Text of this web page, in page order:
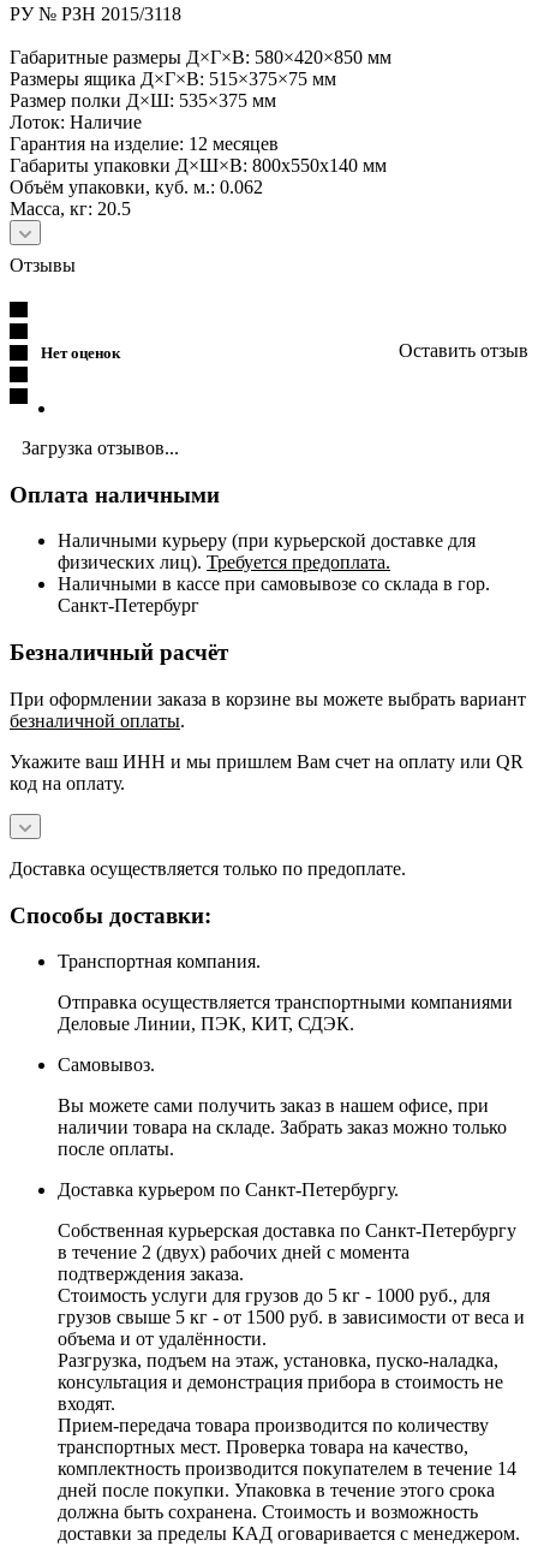
РУ № РЗН 2015/3118
Габаритные размеры Д×Г×В: 580×420×850 мм
Размеры ящика Д×Г×В: 515×375×75 мм
Размер полки Д×Ш: 535×375 мм
Лоток: Наличие
Гарантия на изделие: 12 месяцев
Габариты упаковки Д×Ш×В: 800х550х140 мм
Объём упаковки, куб. м.: 0.062
Масса, кг: 20.5
Отзывы
Нет оценок Оставить отзыв
Загрузка отзывов...
Оплата наличными
Наличными курьеру (при курьерской доставке для
физических лиц). Требуется предоплата.
Наличными в кассе при самовывозе со склада в гор.
Санкт-Петербург
Безналичный расчёт
При оформлении заказа в корзине вы можете выбрать вариант
безналичной оплаты.
Укажите ваш ИНН и мы пришлем Вам счет на оплату или QR
код на оплату.
Доставка осуществляется только по предоплате.
Способы доставки:
Транспортная компания.
Отправка осуществляется транспортными компаниями
Деловые Линии, ПЭК, КИТ, СДЭК.
Самовывоз.
Вы можете сами получить заказ в нашем офисе, при
наличии товара на складе. Забрать заказ можно только
после оплаты.
Доставка курьером по Санкт-Петербургу.
Собственная курьерская доставка по Санкт-Петербургу
в течение 2 (двух) рабочих дней с момента
подтверждения заказа.
Стоимость услуги для грузов до 5 кг - 1000 руб., для
грузов свыше 5 кг - от 1500 руб. в зависимости от веса и
объема и от удалённости.
Разгрузка, подъем на этаж, установка, пуско-наладка,
консультация и демонстрация прибора в стоимость не
входят.
Прием-передача товара производится по количеству
транспортных мест. Проверка товара на качество,
комплектность производится покупателем в течение 14
дней после покупки. Упаковка в течение этого срока
должна быть сохранена. Стоимость и возможность
доставки за пределы КАД оговаривается с менеджером.